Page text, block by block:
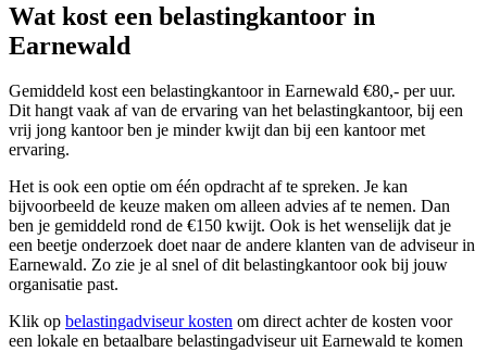
Wat kost een belastingkantoor in
Earnewald
Gemiddeld kost een belastingkantoor in Earnewald €80,- per uur.
Dit hangt vaak af van de ervaring van het belastingkantoor, bij een
vrij jong kantoor ben je minder kwijt dan bij een kantoor met
ervaring.
Het is ook een optie om één opdracht af te spreken. Je kan
bijvoorbeeld de keuze maken om alleen advies af te nemen. Dan
ben je gemiddeld rond de €150 kwijt. Ook is het wenselijk dat je
een beetje onderzoek doet naar de andere klanten van de adviseur in
Earnewald. Zo zie je al snel of dit belastingkantoor ook bij jouw
organisatie past.
Klik op belastingadviseur kosten om direct achter de kosten voor
een lokale en betaalbare belastingadviseur uit Earnewald te komen